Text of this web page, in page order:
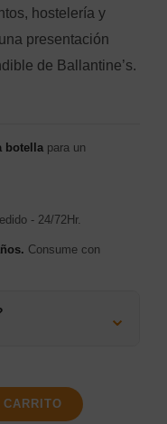
hostelería y
presentación
de Ballantine’s.
botella para un
- 24/72Hr.
Consume con
⌄